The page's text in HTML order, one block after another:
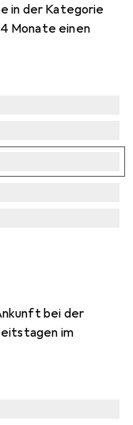
in der Kategorie
Monate einen
bei der
im